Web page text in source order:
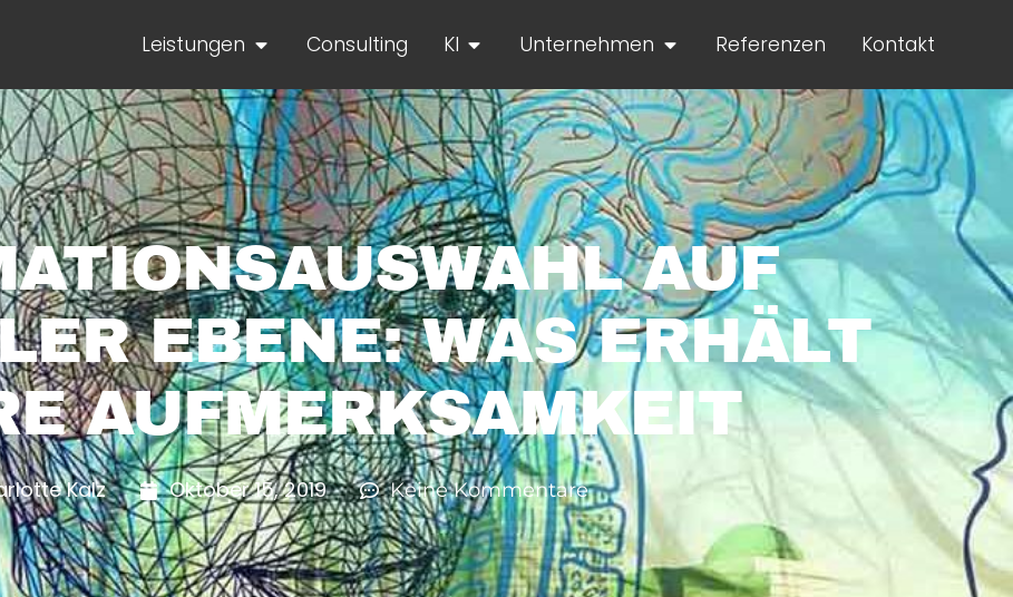
Leistungen Consulting KI Unternehmen Referenzen Kontakt
AUF
EBENE: WAS ERHÄLT
AUFMERKSAMKEIT
Kalz Oktober 15, 2019 Keine Kommentare